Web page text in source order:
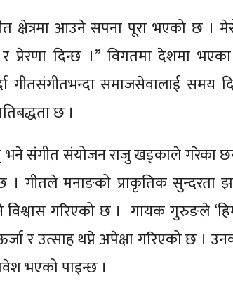
क्षेत्रमा आउने सपना पूरा भएको छ ।
दिन्छ ।” विगतमा देशमा भएका
गीतसंगीतभन्दा समाजसेवालाई समय
छ ।
भने संगीत संयोजन राजु खड्काले गरेका
। गीतले मनाङको प्राकृतिक सुन्दरता
विश्वास गरिएको छ । गायक गुरुङले
र उत्साह थप्ने अपेक्षा गरिएको छ ।
भएको पाइन्छ ।